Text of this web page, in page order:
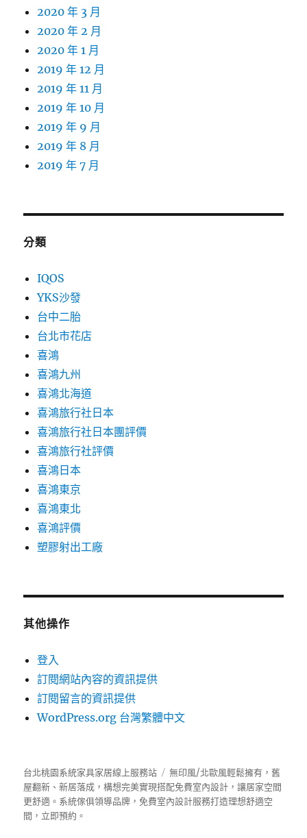
2020 年 3 月
2020 年 2 月
2020 年 1 月
2019 年 12 月
2019 年 11 月
2019 年 10 月
2019 年 9 月
2019 年 8 月
2019 年 7 月
分類
IQOS
YKS沙發
台中二胎
台北市花店
喜鴻
喜鴻九州
喜鴻北海道
喜鴻旅行社日本
喜鴻旅行社日本團評價
喜鴻旅行社評價
喜鴻日本
喜鴻東京
喜鴻東北
喜鴻評價
塑膠射出工廠
其他操作
登入
訂閱網站內容的資訊提供
訂閱留言的資訊提供
WordPress.org 台灣繁體中文
台北桃園系統家具家居線上服務站
無印風/北歐風輕鬆擁有，舊
屋翻新、新居落成，構想完美實現搭配免費室內設計，讓居家空間
更舒適。 系統傢俱領導品牌，免費室內設計服務打造理想舒適空
間，立即預約。